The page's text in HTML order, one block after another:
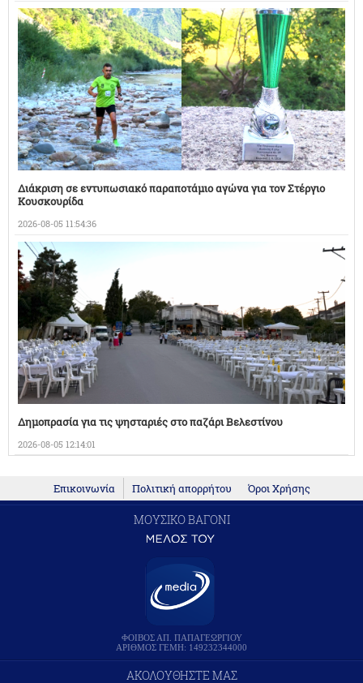
Διάκριση σε εντυπωσιακό παραποτάμιο αγώνα για τον Στέργιο
Κουσκουρίδα
2026-08-05 11:54:36
Δημοπρασία για τις ψησταριές στο παζάρι Βελεστίνου
2026-08-05 12:14:01
Επικοινωνία Πολιτική απορρήτου Όροι Χρήσης
ΜΟΥΣΙΚΟ ΒΑΓΟΝΙ
ΦΟΙΒΟΣ ΑΠ. ΠΑΠΑΓΕΩΡΓΙΟΥ
ΑΡΙΘΜΟΣ ΓΕΜΗ: 149232344000
ΑΚΟΛΟΥΘΗΣΤΕ ΜΑΣ